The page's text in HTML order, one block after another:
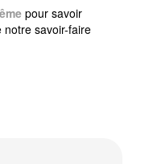
pour savoir
savoir-faire